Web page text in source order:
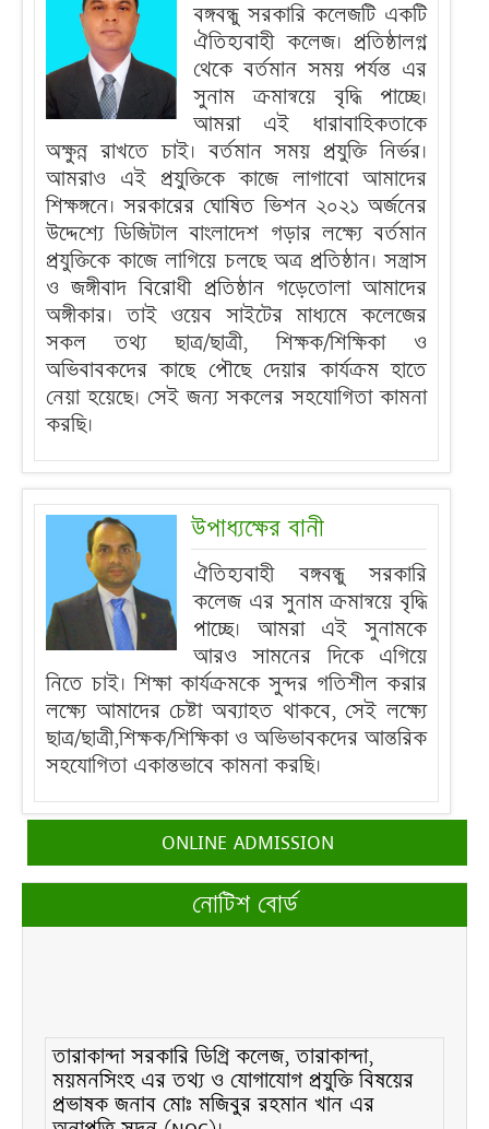
বঙ্গবন্ধু সরকারি কলেজটি একটি
ঐতিহ্যবাহী কলেজ। প্রতিষ্ঠালগ্ন
থেকে বর্তমান সময় পর্যন্ত এর
সুনাম ক্রমান্বয়ে বৃদ্ধি পাচ্ছে।
আমরা এই ধারাবাহিকতাকে
অক্ষুন্ন রাখতে চাই। বর্তমান সময় প্রযুক্তি নির্ভর।
আমরাও এই প্রযুক্তিকে কাজে লাগাবো আমাদের
শিক্ষঙ্গনে। সরকারের ঘোষিত ভিশন ২০২১ অর্জনের
উদ্দেশ্যে ডিজিটাল বাংলাদেশ গড়ার লক্ষ্যে বর্তমান
প্রযুক্তিকে কাজে লাগিয়ে চলছে অত্র প্রতিষ্ঠান। সন্ত্রাস
ও জঙ্গীবাদ বিরোধী প্রতিষ্ঠান গড়েতোলা আমাদের
অঙ্গীকার। তাই ওয়েব সাইটের মাধ্যমে কলেজের
সকল তথ্য ছাত্র/ছাত্রী, শিক্ষক/শিক্ষিকা ও
অভিবাবকদের কাছে পৌছে দেয়ার কার্যক্রম হাতে
নেয়া হয়েছে। সেই জন্য সকলের সহযোগিতা কামনা
করছি।
উপাধ্যক্ষের বানী
ঐতিহ্যবাহী বঙ্গবন্ধু সরকারি
কলেজ এর সুনাম ক্রমান্বয়ে বৃদ্ধি
পাচ্ছে। আমরা এই সুনামকে
আরও সামনের দিকে এগিয়ে
নিতে চাই। শিক্ষা কার্যক্রমকে সুন্দর গতিশীল করার
লক্ষ্যে আমাদের চেষ্টা অব্যাহত থাকবে, সেই লক্ষ্যে
ছাত্র/ছাত্রী,শিক্ষক/শিক্ষিকা ও অভিভাবকদের আন্তরিক
সহযোগিতা একান্তভাবে কামনা করছি।
ONLINE ADMISSION
নোটিশ বোর্ড
ময়মনসিংহ এর তথ্য ও যোগাযোগ প্রযুক্তি বিষয়ের
প্রভাষক জনাব মোঃ মজিবুর রহমান খান এর
অনাপত্তি সদন (NOC)।